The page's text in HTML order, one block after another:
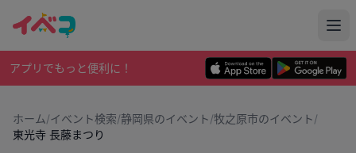
アプリでもっと便利に！
ホーム/イベント検索/静岡県のイベント/牧之原市のイベント/
東光寺 長藤まつり